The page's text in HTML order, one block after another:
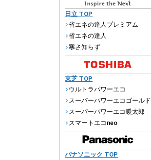
日立 TOP
省エネの達人プレミアム
省エネの達人
寒さ知らず
東芝 TOP
ウルトラパワーエコ
スーパーパワーエコゴールド
スーパーパワーエコ暖太郎
スマートエコneo
パナソニック TOP